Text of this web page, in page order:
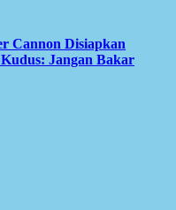
Cannon Disiapkan
Jangan Bakar